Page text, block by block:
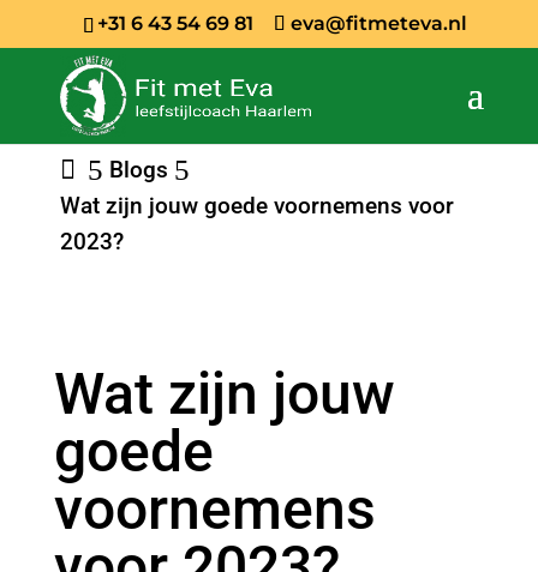
+31 6 43 54 69 81 eva@fitmeteva.nl
Blogs
Wat zijn jouw goede voornemens voor
2023?
Wat zijn jouw
goede
voornemens